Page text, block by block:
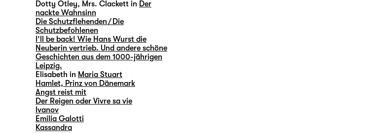
Dotty Otley, Mrs. Clackett in Der
nackte Wahnsinn
Die Schutzflehenden / Die
Schutzbefohlenen
I’ll be back! Wie Hans Wurst die
Neuberin vertrieb. Und andere schöne
Geschichten aus dem 1000-jährigen
Leipzig.
Elisabeth in Maria Stuart
Hamlet, Prinz von Dänemark
Angst reist mit
Der Reigen oder Vivre sa vie
Ivanov
Emilia Galotti
Kassandra